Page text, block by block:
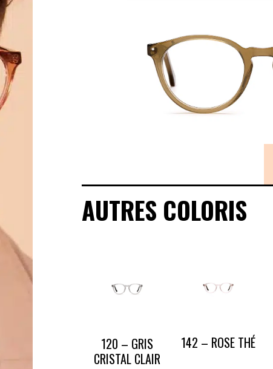
POINTS DE VENTE
CONTACT
AUTRES COLORIS
120 – GRIS
CRISTAL CLAIR
142 – ROSE THÉ